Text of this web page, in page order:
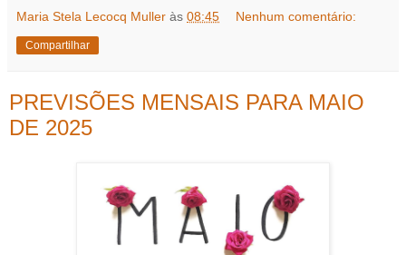
Maria Stela Lecocq Muller às 08:45 Nenhum comentário:
Compartilhar
PREVISÕES MENSAIS PARA MAIO
DE 2025